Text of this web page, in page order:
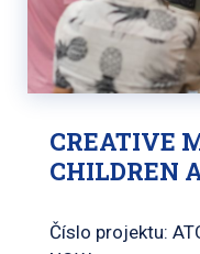
CREATIVE
CHILDREN
Číslo projektu: